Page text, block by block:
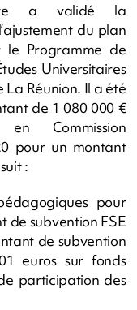
a validé la
du plan
le Programme de
Universitaires
La Réunion. Il a été
de 1 080 000 €
Commission
pour un montant
:
pour
de subvention FSE
de subvention
euros sur fonds
participation des